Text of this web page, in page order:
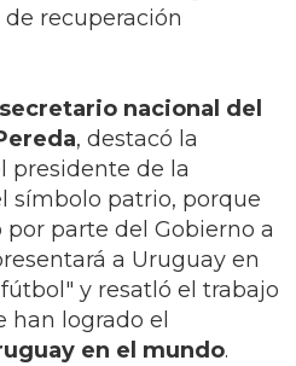
recuperación
secretario nacional del
, destacó la
presidente de la
símbolo patrio, porque
parte del Gobierno a
a Uruguay en
y resatló el trabajo
han logrado el
en el mundo.